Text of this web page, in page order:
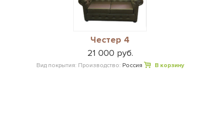
Честер 4
21 000 руб.
Вид покрытия: Производство: Россия В корзину